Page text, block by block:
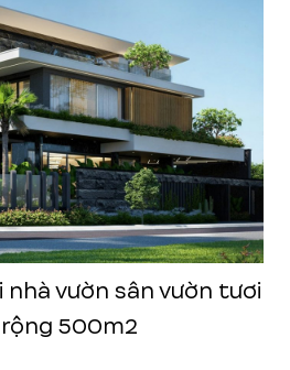
vườn sân vườn tươi
500m2